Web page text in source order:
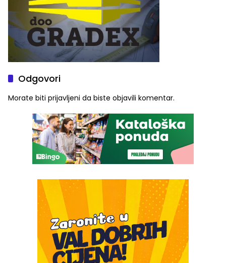
Odgovori
Morate biti prijavljeni da biste objavili komentar.